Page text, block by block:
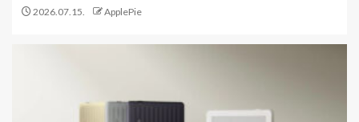
2026.07.15. ApplePie